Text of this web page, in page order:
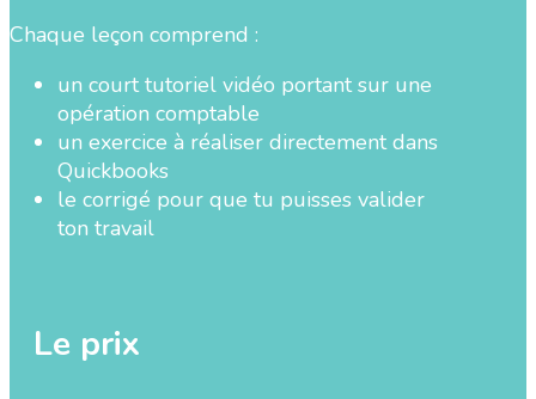
Chaque leçon comprend :
un court tutoriel vidéo portant sur une
opération comptable
un exercice à réaliser directement dans
Quickbooks
le corrigé pour que tu puisses valider
ton travail
Le prix